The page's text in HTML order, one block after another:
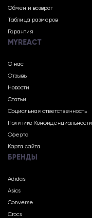
Обмен и возврат
Таблица размеров
Гарантия
MYREACT
О нас
Отзывы
Новости
Статьи
Социальная ответственность
Политика Конфиденциальности
Оферта
Карта сайта
БРЕНДЫ
Adidas
Asics
Converse
Crocs